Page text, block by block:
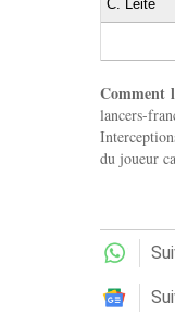
C. Leite
Comment
lancers-
du joueur